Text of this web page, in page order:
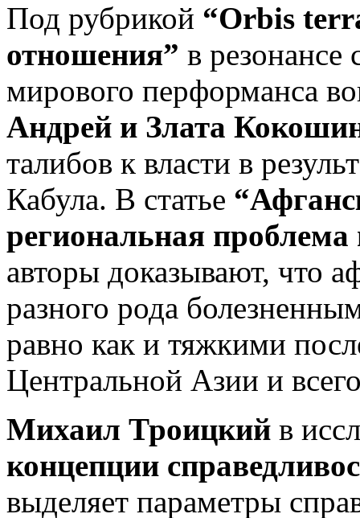
Под рубрикой “Orbis
отношения” в
мирового перформанса
Андрей и Злата
талибов к власти в
Кабула. В статье
региональная
авторы доказывают, что
разного рода
равно как и тяжкими
Центральной Азии и
Михаил Троицкий в
концепции
выделяет параметры